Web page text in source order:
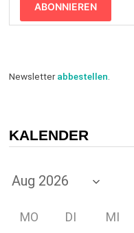
ABONNIEREN
Newsletterabbestellen.
KALENDER
MO DI MI